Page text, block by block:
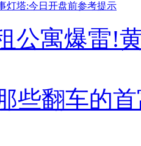
灯塔:今日开盘前参考提示
公寓爆雷!
些翻车的